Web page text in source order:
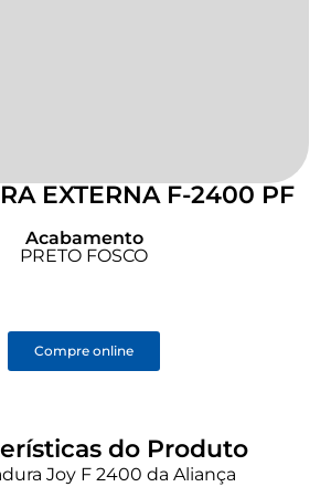
EXTERNA F-2400 PF
Acabamento
PRETO FOSCO
Compre online
do Produto
Joy F 2400 da Aliança